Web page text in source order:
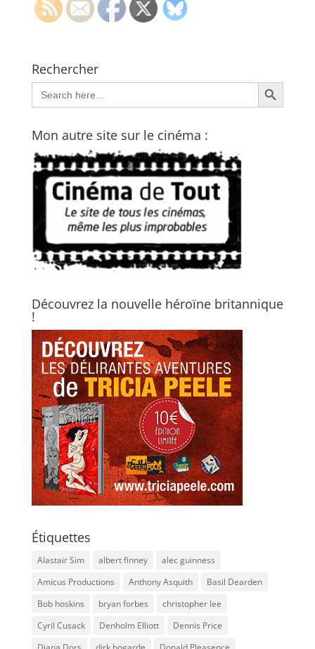
Rechercher
Search
for:
Search Button
Mon autre site sur le cinéma :
Découvrez la nouvelle héroïne britannique
!
Étiquettes
Alastair Sim albert finney
alec guinness
Amicus Productions
Anthony Asquith
Basil Dearden
Bob hoskins
bryan forbes
christopher lee
Cyril Cusack
Denholm Elliott
Dennis Price